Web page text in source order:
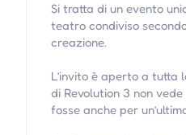
Si tratta di un evento
teatro condiviso
creazione.
L’invito è aperto a tutta
di Revolution 3 non
fosse anche per